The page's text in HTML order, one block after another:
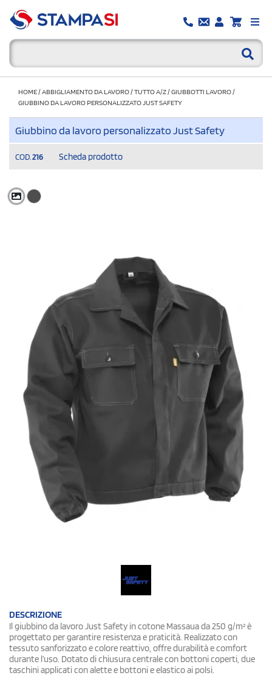
HOME/ABBIGLIAMENTO DA LAVORO/TUTTO A/Z/GIUBBOTTI LAVORO/
GIUBBINO DA LAVORO PERSONALIZZATO JUST SAFETY
Giubbino da lavoro personalizzato Just Safety
COD. 216 Scheda prodotto
DESCRIZIONE
Il giubbino da lavoro Just Safety in cotone Massaua da 250 g/m² è
progettato per garantire resistenza e praticità. Realizzato con
tessuto sanforizzato e colore reattivo, offre durabilità e comfort
durante l’uso. Dotato di chiusura centrale con bottoni coperti, due
taschini applicati con alette e bottoni e elastico ai polsi.